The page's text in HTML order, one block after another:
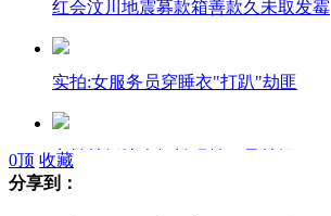
红会汶川地震募款箱善款久未取发霉
实拍:女服务员穿睡衣"打趴"劫匪
实拍炒饭达人轻松玩转13只炒锅
0顶 收藏
分享到：